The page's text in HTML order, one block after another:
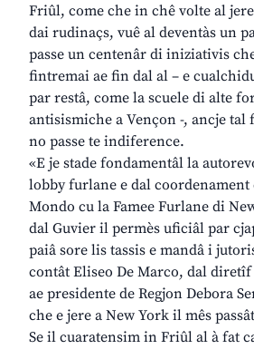
Friûl, come che in chê volte al
dai rudinaçs, vuê al deventàs un
passe un centenâr di iniziativis
fintremai ae fin dal al – e
par restâ, come la scuele di alte
antisismiche a Vençon -, ancje tal
no passe te indiference.
«E je stade fondamentâl la
lobby furlane e dal
Mondo cu la Famee Furlane di
dal Guvier il permès uficiâl par
paiâ sore lis tassis e mandâ i
contât Eliseo De Marco, dal diretîf
ae presidente de Regjon Debora
che e jere a New York il mês
Se il cuaratensim in Friûl al à fat